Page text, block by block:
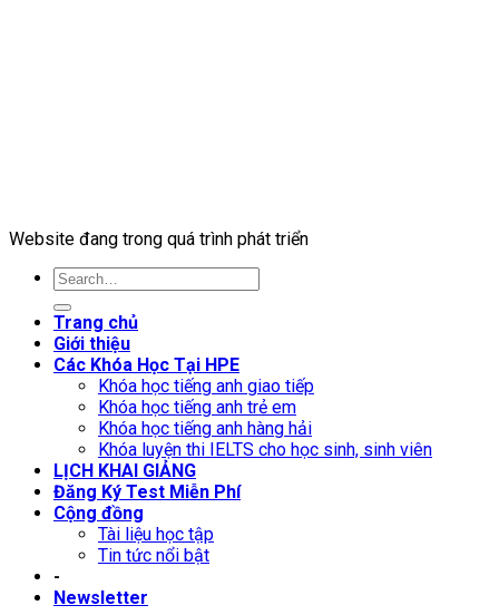
Website đang trong quá trình phát triển
Trang chủ
Giới thiệu
Các Khóa Học Tại HPE
Khóa học tiếng anh giao tiếp
Khóa học tiếng anh trẻ em
Khóa học tiếng anh hàng hải
Khóa luyện thi IELTS cho học sinh, sinh viên
LỊCH KHAI GIẢNG
Đăng Ký Test Miễn Phí
Cộng đồng
Tài liệu học tập
Tin tức nổi bật
-
Newsletter